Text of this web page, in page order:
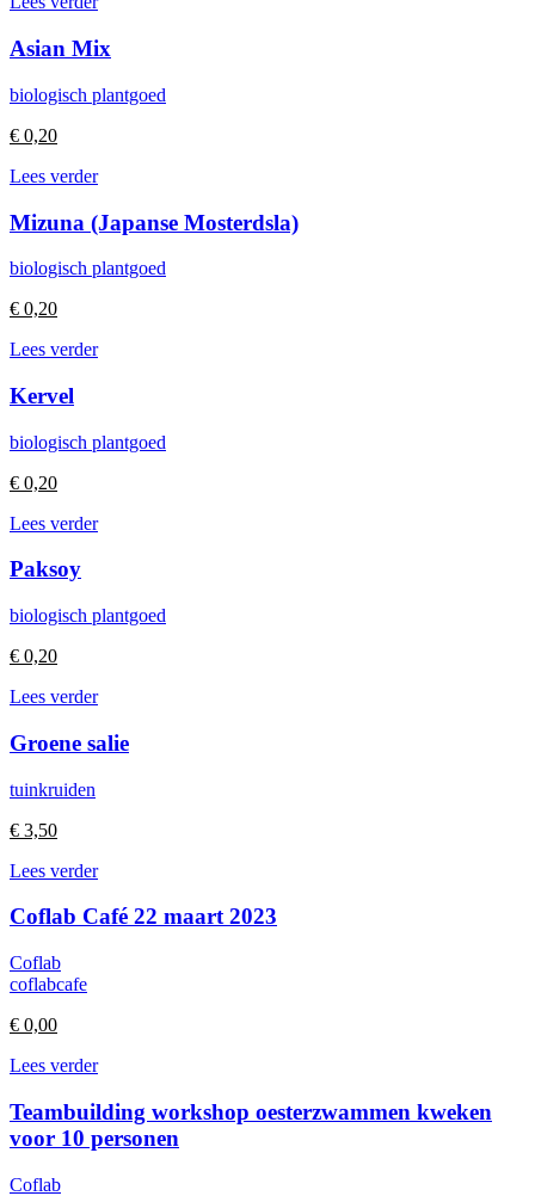
Asian Mix
biologisch plantgoed
€ 0,20
Lees verder
Mizuna (Japanse Mosterdsla)
biologisch plantgoed
€ 0,20
Lees verder
Kervel
biologisch plantgoed
€ 0,20
Lees verder
Paksoy
biologisch plantgoed
€ 0,20
Lees verder
Groene salie
tuinkruiden
€ 3,50
Lees verder
Coflab Café 22 maart 2023
Coflab
coflabcafe
€ 0,00
Lees verder
Teambuilding workshop oesterzwammen kweken
voor 10 personen
Coflab